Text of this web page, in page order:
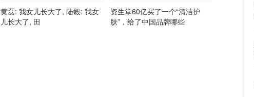
黄磊: 我女儿长大了, 陆毅: 我女
儿长大了, 田
资生堂60亿买了一个“清洁护
肤”，给了中国品牌哪些